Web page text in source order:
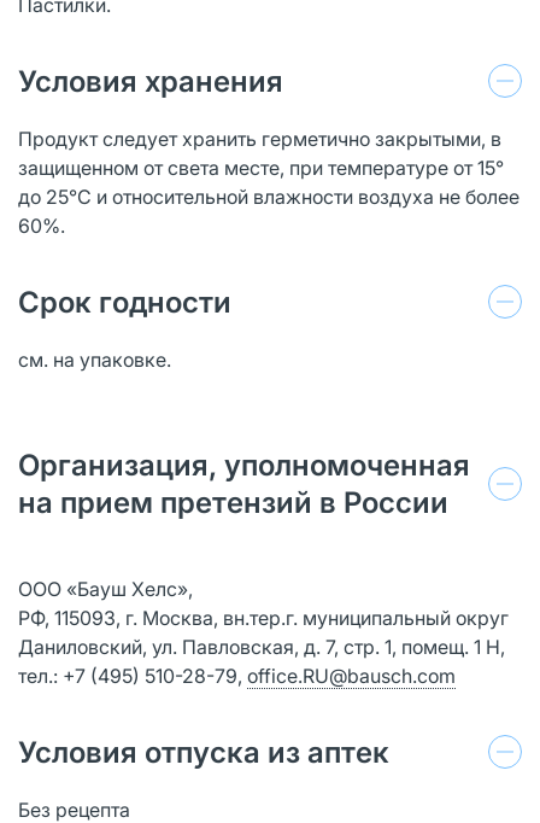
Условия хранения
Продукт следует хранить герметично закрытыми, в
защищенном от света месте, при температуре от 15°
до 25°С и относительной влажности воздуха не более
60%.
Срок годности
см. на упаковке.
Организация, уполномоченная
на прием претензий в России
ООО «Бауш Хелс»,
РФ, 115093, г. Москва, вн.тер.г. муниципальный округ
Даниловский, ул. Павловская, д. 7, стр. 1, помещ. 1 H,
тел.: +7 (495) 510-28-79, office.RU@bausch.com
Условия отпуска из аптек
Без рецепта